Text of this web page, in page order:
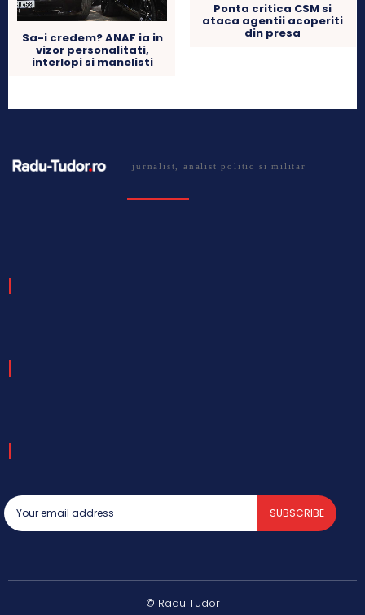
Sa-i credem? ANAF ia in
vizor personalitati,
interlopi si manelisti
Ponta critica CSM si
ataca agentii acoperiti
din presa
jurnalist, analist politic si militar
SUBSCRIBE
© Radu Tudor